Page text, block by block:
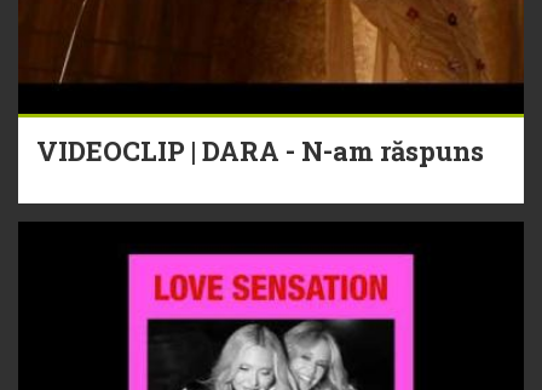
VIDEOCLIP | DARA - N-am răspuns